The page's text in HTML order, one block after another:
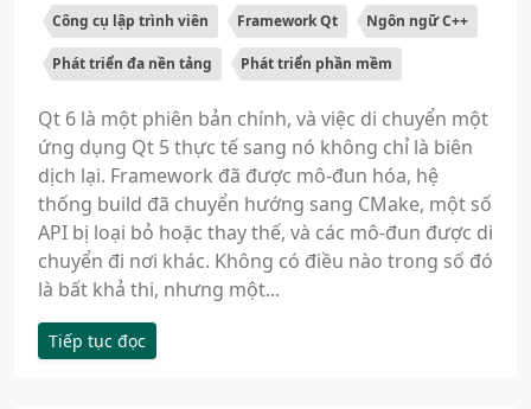
Công cụ lập trình viên Framework Qt Ngôn ngữ C++
Phát triển đa nền tảng Phát triển phần mềm
Qt 6 là một phiên bản chính, và việc di chuyển một
ứng dụng Qt 5 thực tế sang nó không chỉ là biên
dịch lại. Framework đã được mô-đun hóa, hệ
thống build đã chuyển hướng sang CMake, một số
API bị loại bỏ hoặc thay thế, và các mô-đun được di
chuyển đi nơi khác. Không có điều nào trong số đó
là bất khả thi, nhưng một...
Tiếp tục đọc